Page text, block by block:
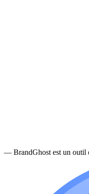
— BrandGhost est un outil